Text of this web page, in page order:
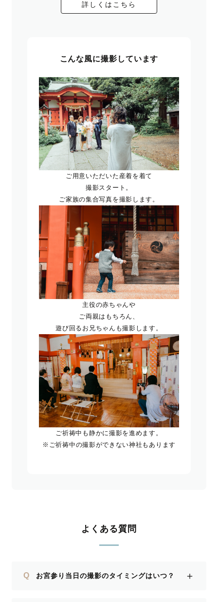
詳しくはこちら
こんな風に撮影しています
ご用意いただいた産着を着て
撮影スタート。
ご家族の集合写真を撮影します。
主役の赤ちゃんや
ご両親はもちろん、
遊び回るお兄ちゃんも撮影します。
ご祈祷中も静かに撮影を進めます。
※ご祈祷中の撮影ができない神社もあります
よくある質問
Q お宮参り当日の撮影のタイミングはいつ？ ＋